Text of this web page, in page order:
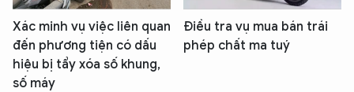
Xác minh vụ việc liên quan
đến phương tiện có dấu
hiệu bị tẩy xóa số khung,
số máy
Điều tra vụ mua bán trái
phép chất ma tuý